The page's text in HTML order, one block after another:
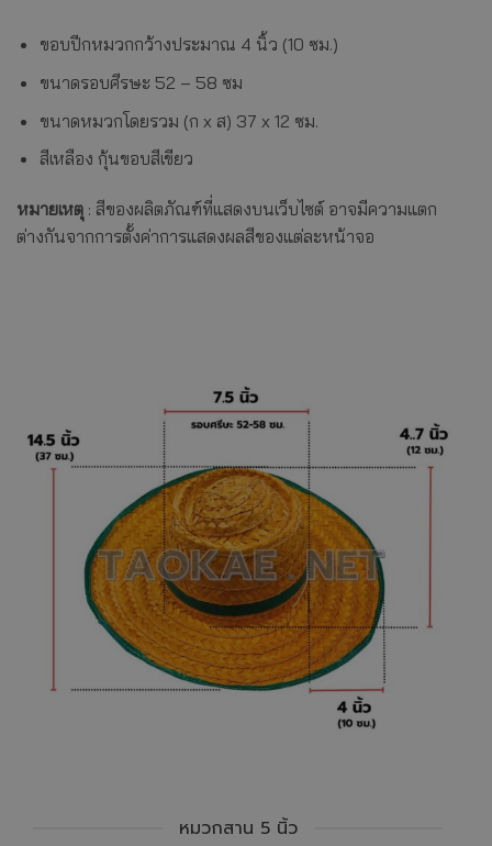
ขอบปีกหมวกกว้างประมาณ 4 นิ้ว (10 ซม.)
ขนาดรอบศีรษะ 52 – 58 ซม
ขนาดหมวกโดยรวม (ก x ส) 37 x 12 ซม.
สีเหลือง กุ้นขอบสีเขียว
หมายเหตุ : สีของผลิตภัณฑ์ที่แสดงบนเว็บไซต์ อาจมีความแตก
ต่างกันจากการตั้งค่าการแสดงผลสีของแต่ละหน้าจอ
หมวกสาน 5 นิ้ว